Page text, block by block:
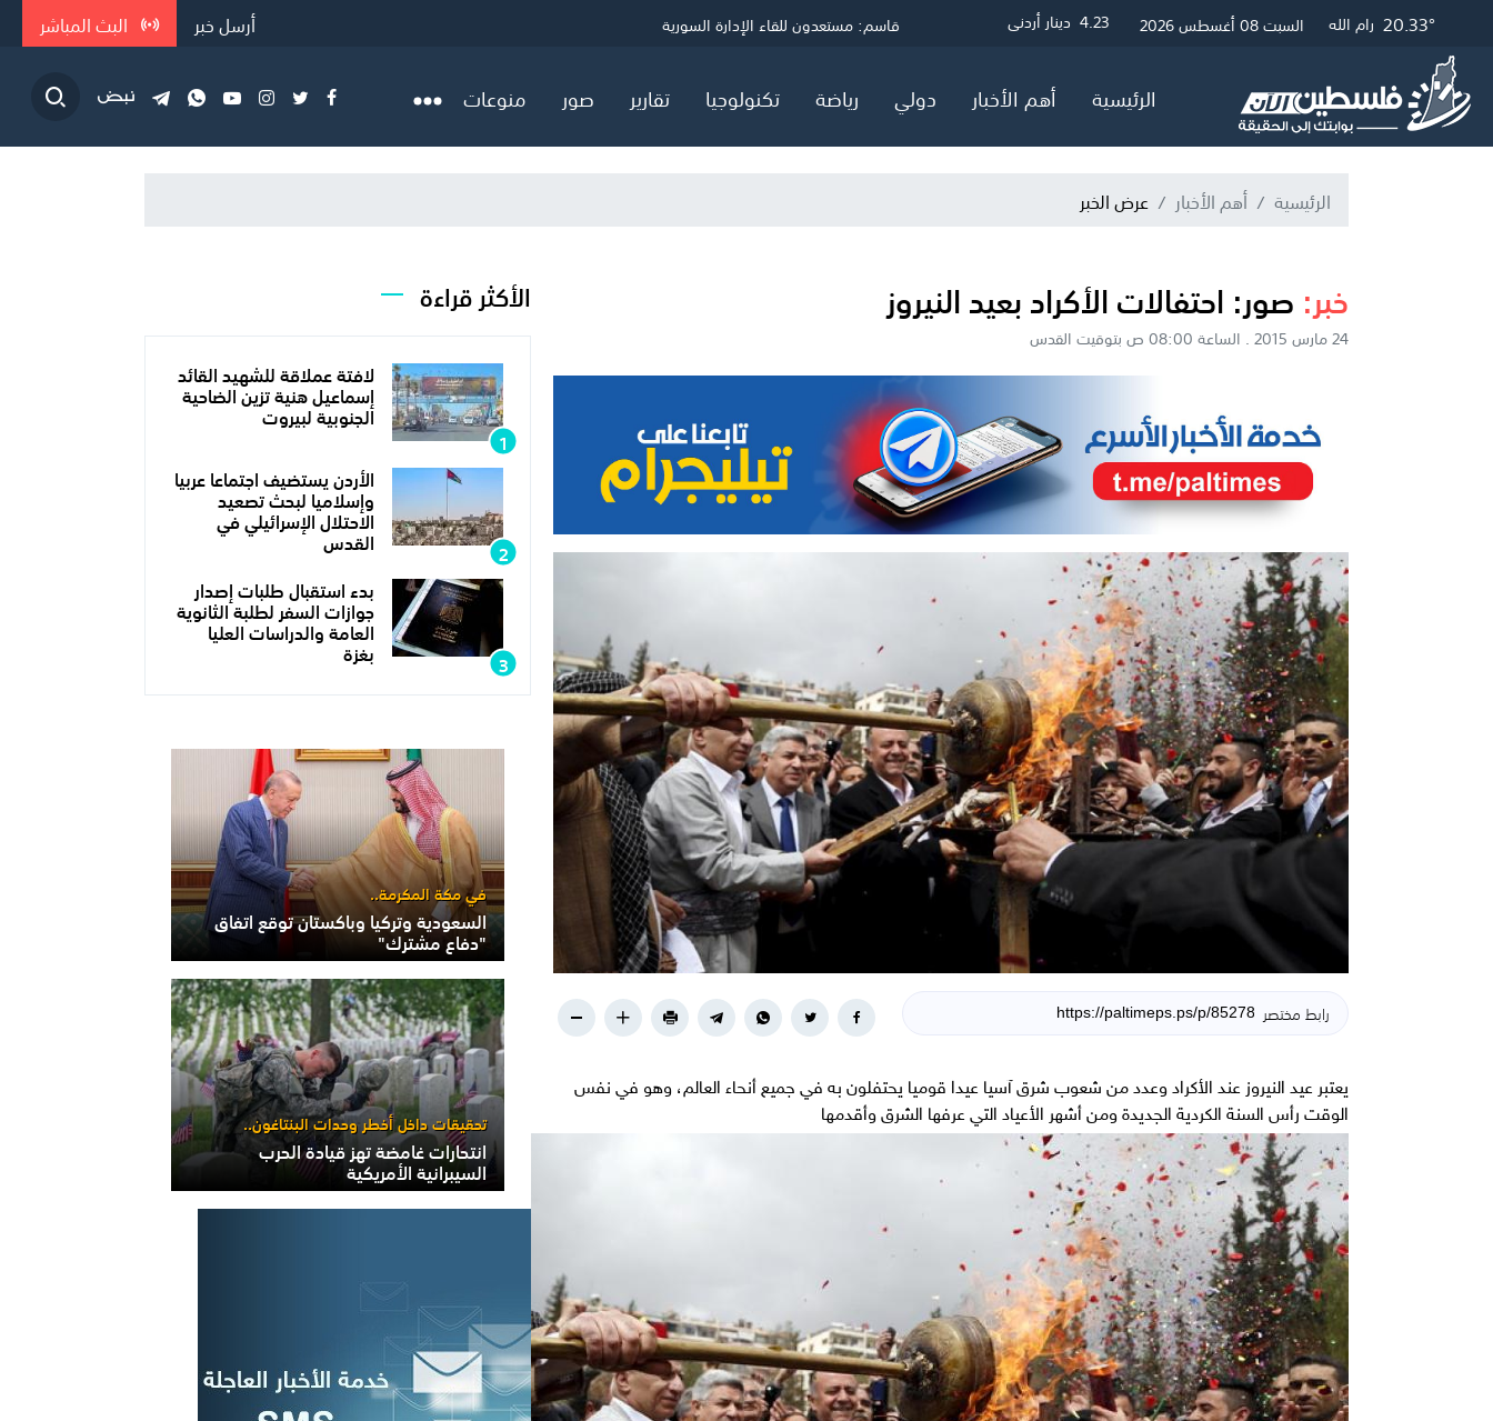
26.46° غزة 20.57° القدس 20.33° رام الله 19.42° الخليل السبت 08 أغسطس 2026 3 دولار أمريكي4.05 جنيه إسترليني 4.23 دينار أردني 0.06 جنيه مصري توضيح مهم صادر عن هيئة البترول في قطاع غزة
السعودية وتركيا وباكستان توقع اتفاق "دفاع مشترك"
قاسم: مستعدون للقاء الإدارة السورية
انتحارات غامضة تهز قيادة الحرب السيبرانية الأمريكية أرسل خبر البث المباشر
الرئيسية أهم الأخبار دولي رياضة تكنولوجيا تقارير صور منوعات
الرئيسية أهم الأخبار عرض الخبر
خبر: صور: احتفالات الأكراد بعيد النيروز
24 مارس 2015 . الساعة 08:00 ص بتوقيت القدس
رابط مختصر
يعتبر عيد النيروز عند الأكراد وعدد من شعوب شرق آسيا عيدا قوميا يحتفلون به في جميع أنحاء العالم، وهو في نفس
الوقت رأس السنة الكردية الجديدة ومن أشهر الأعياد التي عرفها الشرق وأقدمها
الأكثر قراءة
لافتة عملاقة للشهيد القائد
إسماعيل هنية تزين الضاحية
الجنوبية لبيروت
الأردن يستضيف اجتماعا عربيا
وإسلاميا لبحث تصعيد
الاحتلال الإسرائيلي في
القدس
بدء استقبال طلبات إصدار
جوازات السفر لطلبة الثانوية
العامة والدراسات العليا
بغزة
في مكة المكرمة..
السعودية وتركيا وباكستان توقع اتفاق
"دفاع مشترك"
تحقيقات داخل أخطر وحدات البنتاغون..
انتحارات غامضة تهز قيادة الحرب
السيبرانية الأمريكية